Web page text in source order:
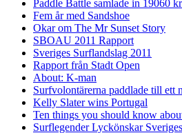
Paddle Battle samlade in 19060
Fem år med Sandshoe
Okar om The Mr Sunset Story
SBOAU 2011 Rapport
Sveriges Surflandslag 2011
Rapport från Stadt Open
About: K-man
Surfvolontärerna paddlade till ett
Kelly Slater wins Portugal
Ten things you should know
Surflegender Lyckönskar